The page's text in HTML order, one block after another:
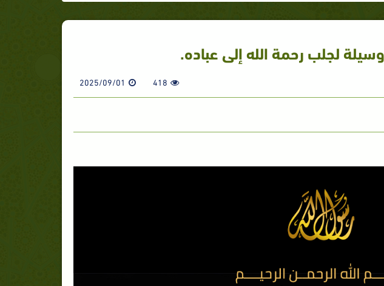
لجلب رحمة الله إلى عباده.
418
2025/09/01